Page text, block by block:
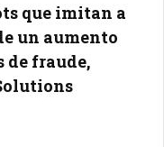
que imitan a
un aumento
de fraude,